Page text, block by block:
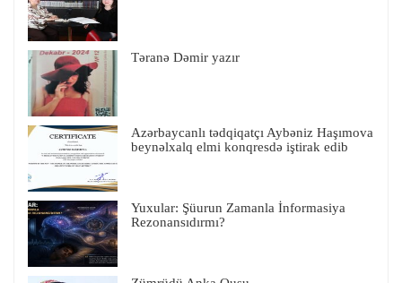
Təranə Dəmir yazır
Azərbaycanlı tədqiqatçı Aybəniz Haşımova
beynəlxalq elmi konqresdə iştirak edib
Yuxular: Şüurun Zamanla İnformasiya
Rezonansıdırmı?